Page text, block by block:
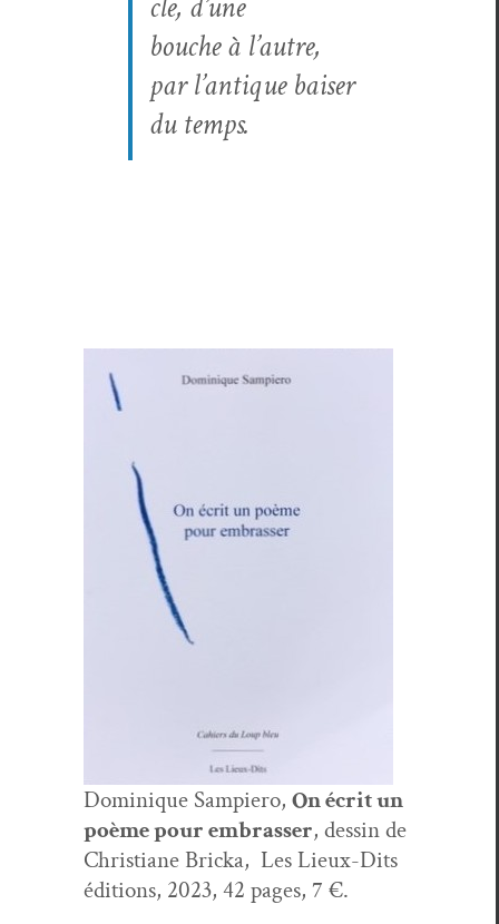
bouche à l’autre,
par l’an­tique bais­er
du temps.
Dominique Sampiero, On écrit un
poème pour embrass­er, dessin de
Chris­tiane Bric­ka, Les Lieux-Dits
édi­tions, 2023, 42 pages, 7 €.